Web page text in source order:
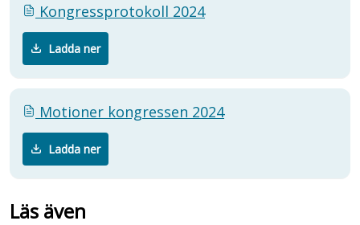
Kongressprotokoll 2024
Ladda ner
Motioner kongressen 2024
Ladda ner
Läs även